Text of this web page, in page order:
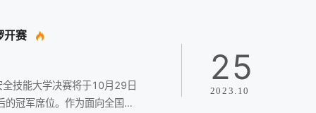
开赛
技能大学决赛将于10月29日
冠军席位。作为面向全国公
25
2023.10